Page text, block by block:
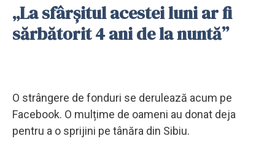
„La sfârșitul acestei luni ar fi
sărbătorit 4 ani de la nuntă”
O strângere de fonduri se derulează acum pe
Facebook. O mulțime de oameni au donat deja
pentru a o sprijini pe tânăra din Sibiu.